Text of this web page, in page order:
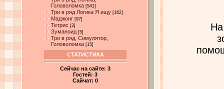
Головоломка [541]
Три в ряд Логика Я ищу [162]
Маджонг [97]
Тетрис [2]
Зуманоид [5]
Три в ряд, Симулятор,
Головоломка [15]
СТАТИСТИКА
Сейчас на сайте: 3
Гостей: 3
Сайчат: 0